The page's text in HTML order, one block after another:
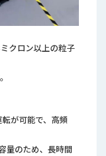
クロン以上の粒子
が可能で、高頻
量のため、長時間